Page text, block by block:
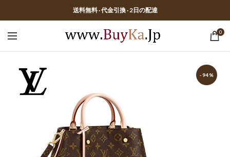
送料無料 · 代金引換 · 2日の配達
0
-94%